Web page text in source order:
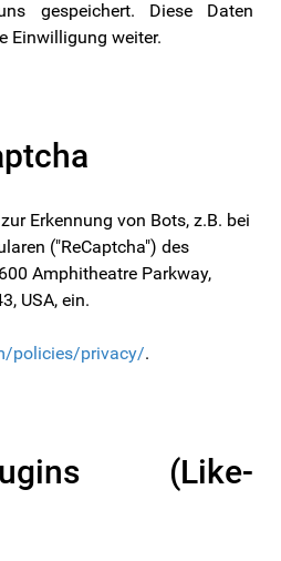
gespeichert. Diese Daten
Einwilligung weiter.
Erkennung von Bots, z.B. bei
("ReCaptcha") des
Amphitheatre Parkway,
USA, ein.
policies/privacy/.
(Like-